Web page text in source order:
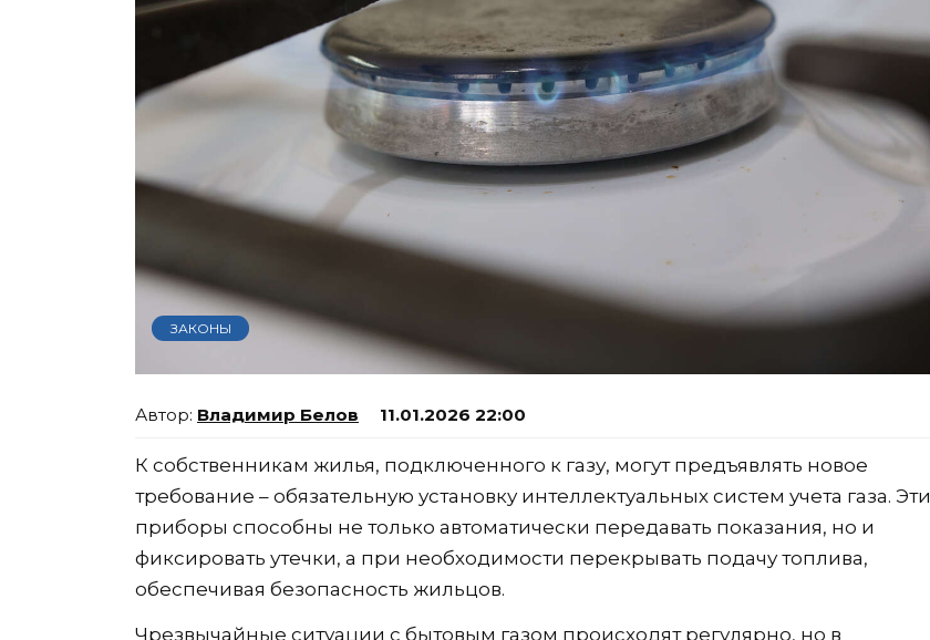
ЗАКОНЫ
Владимир Белов 11.01.2026 22:00
К собственникам жилья, подключенного к газу, могут предъявлять новое
требование – обязательную установку интеллектуальных систем учета газа. Эти
приборы способны не только автоматически передавать показания, но и
фиксировать утечки, а при необходимости перекрывать подачу топлива,
обеспечивая безопасность жильцов.
Чрезвычайные ситуации с бытовым газом происходят регулярно, но в